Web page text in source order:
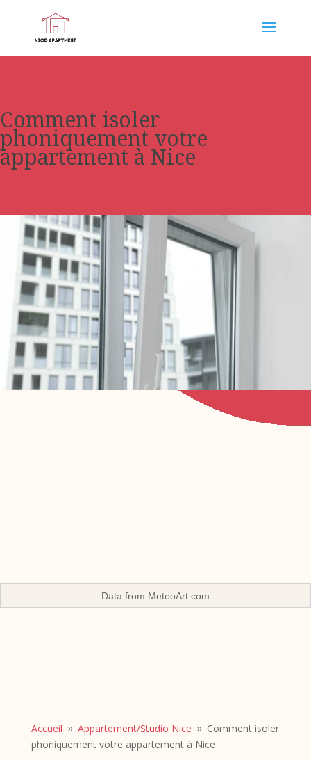
Comment isoler
phoniquement votre
appartement à Nice
Data from MeteoArt.com
Accueil 9 Appartement/Studio Nice 9 Comment isoler
phoniquement votre appartement à Nice